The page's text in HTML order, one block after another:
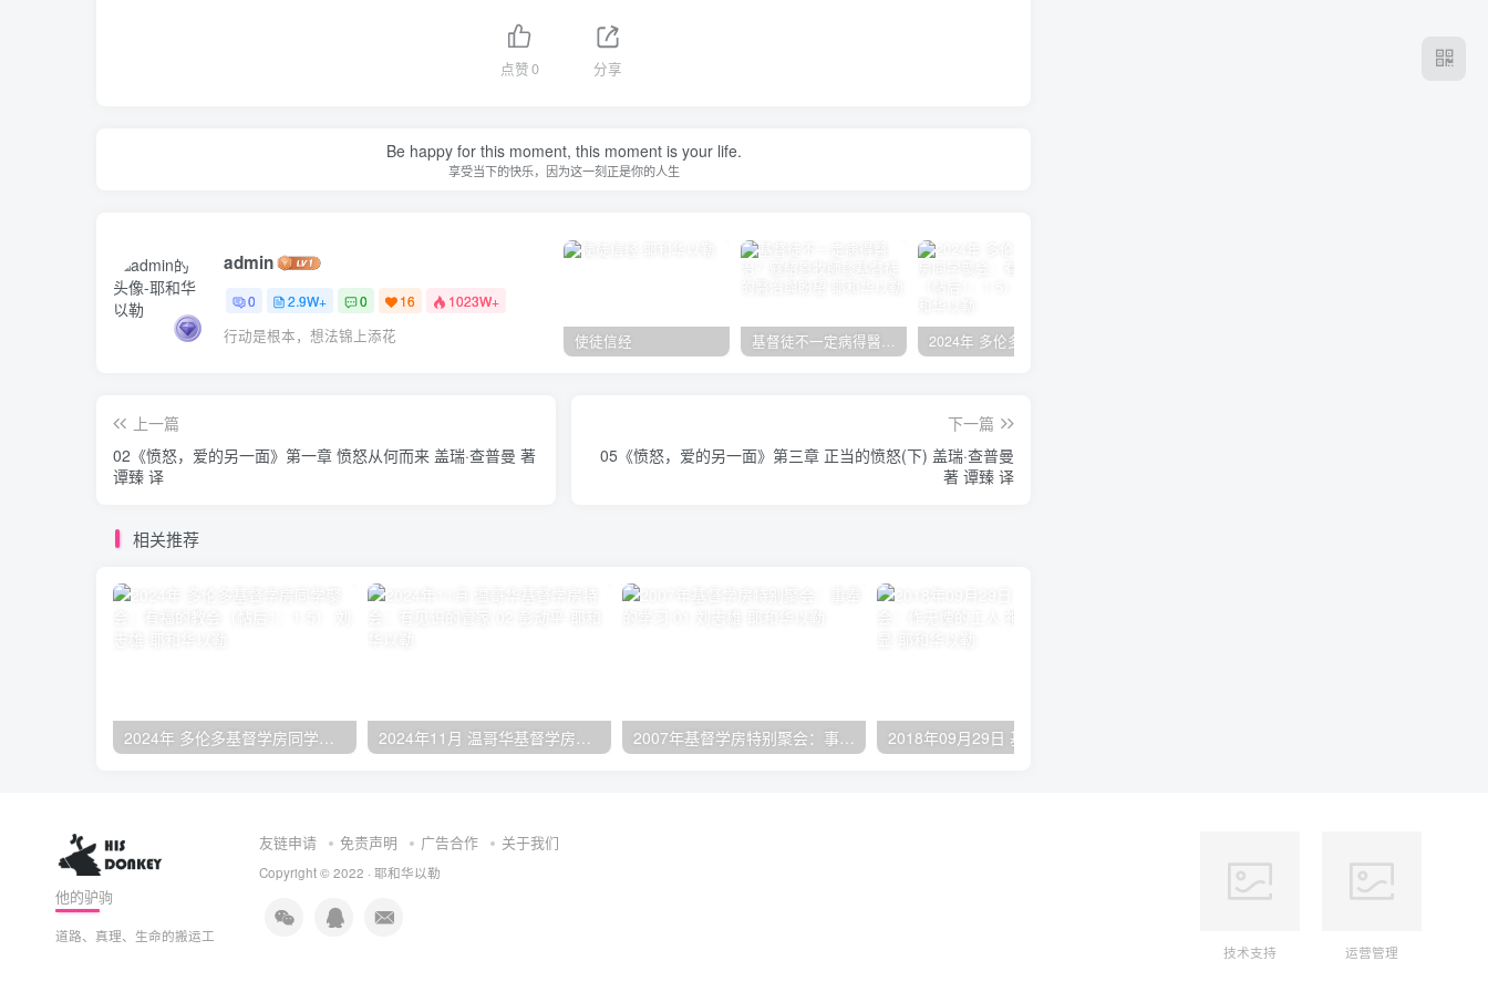
点赞0 分享
Be happy for this moment, this moment is your life.
享受当下的快乐，因为这一刻正是你的人生
admin
0 2.9W+ 0 16 1023W+
行动是根本，想法锦上添花 使徒信经
上一篇
02《愤怒，爱的另一面》第一章 愤怒从何而来 盖瑞·查普曼 著
谭臻 译
下一篇
05《愤怒，爱的另一面》第三章 正当的愤怒(下) 盖瑞·查普曼
著 谭臻 译
相关推荐
他的驴驹
道路、真理、生命的搬运工
友链申请 免责声明 广告合作 关于我们
Copyright © 2022 · 耶和华以勒
技术支持 运营管理